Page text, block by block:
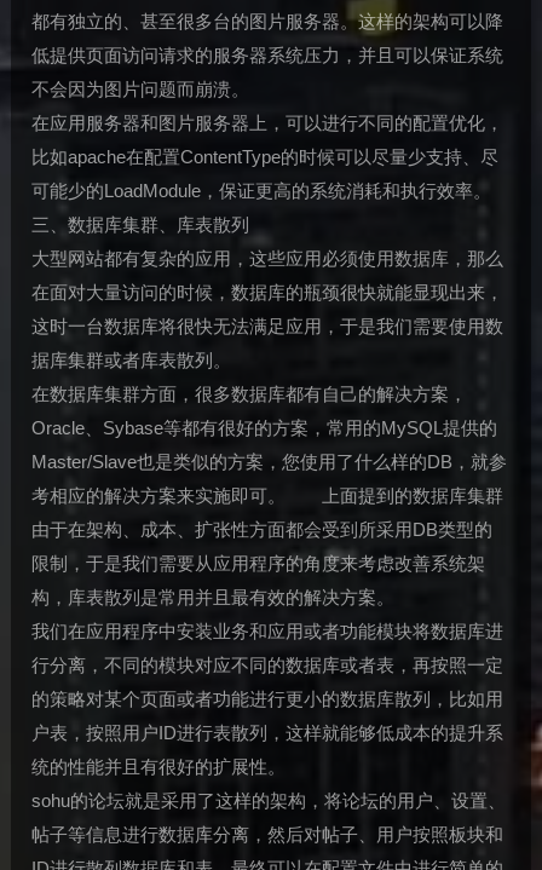
都有独立的、甚至很多台的图片服务器。这样的架构可以降
低提供页面访问请求的服务器系统压力，并且可以保证系统
不会因为图片问题而崩溃。
在应用服务器和图片服务器上，可以进行不同的配置优化，
比如apache在配置ContentType的时候可以尽量少支持、尽
可能少的LoadModule，保证更高的系统消耗和执行效率。
三、数据库集群、库表散列
大型网站都有复杂的应用，这些应用必须使用数据库，那么
在面对大量访问的时候，数据库的瓶颈很快就能显现出来，
这时一台数据库将很快无法满足应用，于是我们需要使用数
据库集群或者库表散列。
在数据库集群方面，很多数据库都有自己的解决方案，
Oracle、Sybase等都有很好的方案，常用的MySQL提供的
Master/Slave也是类似的方案，您使用了什么样的DB，就参
考相应的解决方案来实施即可。 上面提到的数据库集群
由于在架构、成本、扩张性方面都会受到所采用DB类型的
限制，于是我们需要从应用程序的角度来考虑改善系统架
构，库表散列是常用并且最有效的解决方案。
我们在应用程序中安装业务和应用或者功能模块将数据库进
行分离，不同的模块对应不同的数据库或者表，再按照一定
的策略对某个页面或者功能进行更小的数据库散列，比如用
户表，按照用户ID进行表散列，这样就能够低成本的提升系
统的性能并且有很好的扩展性。
sohu的论坛就是采用了这样的架构，将论坛的用户、设置、
帖子等信息进行数据库分离，然后对帖子、用户按照板块和